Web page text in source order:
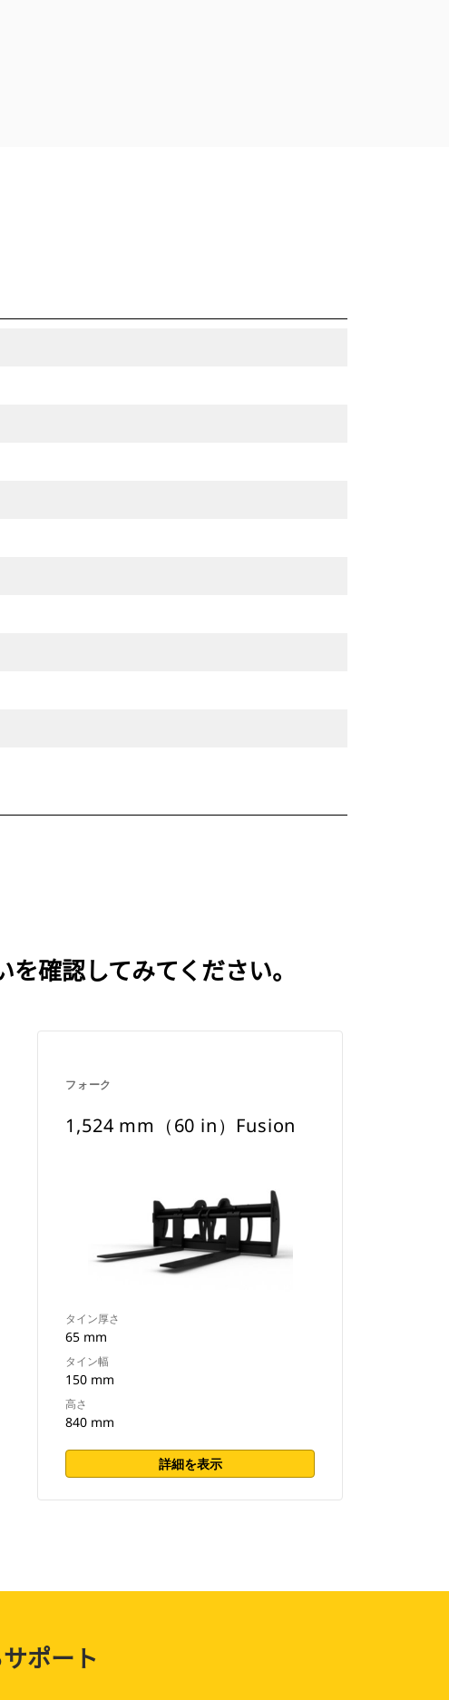
確認してみてください。
フォーク
1,524 mm（60 in）Fusion
タイン厚さ
65 mm
タイン幅
150 mm
高さ
840 mm
詳細を表示
ポート